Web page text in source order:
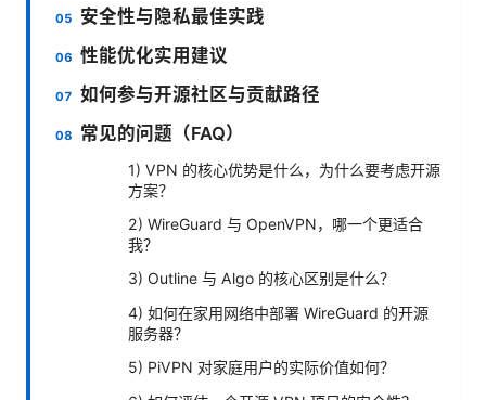
安全性与隐私最佳实践
性能优化实用建议
如何参与开源社区与贡献路径
常见的问题（FAQ）
1) VPN 的核心优势是什么，为什么要考虑开源
方案？
2) WireGuard 与 OpenVPN，哪一个更适合
我？
3) Outline 与 Algo 的核心区别是什么？
4) 如何在家用网络中部署 WireGuard 的开源
服务器？
5) PiVPN 对家庭用户的实际价值如何？